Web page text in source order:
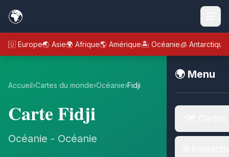
🌍
🇪🇺 Europe🌏 Asie🌍 Afrique🌎 Amérique🏝️ Océanie🧊 Antarctique
🌍 Menu
Accueil›Cartes du monde›Océanie›Fidji
Carte Fidji
Océanie - Océanie